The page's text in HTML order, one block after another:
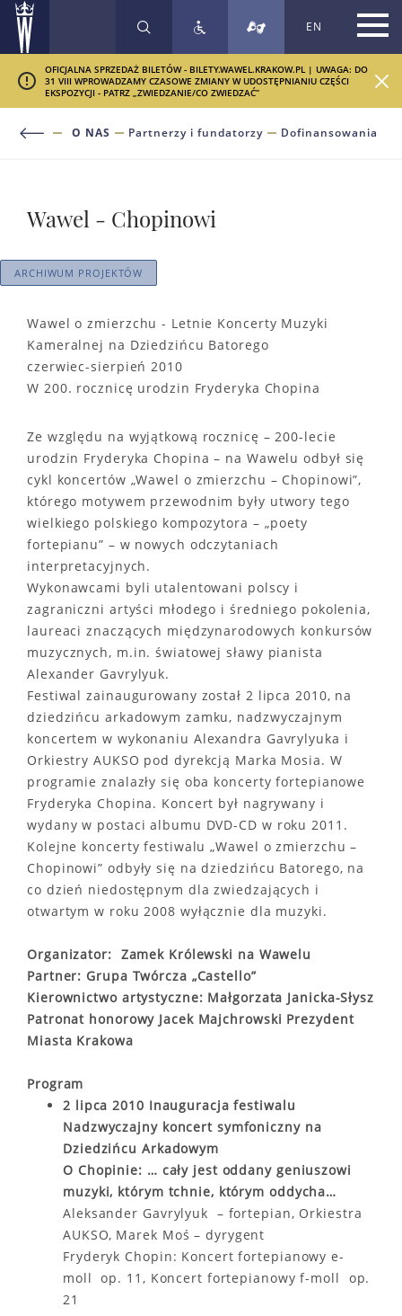
SZUKAJ EN
OFICJALNA SPRZEDAŻ BILETÓW - BILETY.WAWEL.KRAKOW.PL | UWAGA: DO
31 VIII WPROWADZAMY CZASOWE ZMIANY W UDOSTĘPNIANIU CZĘŚCI
EKSPOZYCJI - PATRZ „ZWIEDZANIE/CO ZWIEDZAĆ”
O NAS Partnerzy i fundatorzy Dofinansowania
Wawel - Chopinowi
ARCHIWUM PROJEKTÓW
Wawel o zmierzchu - Letnie Koncerty Muzyki
Kameralnej na Dziedzińcu Batorego
czerwiec-sierpień 2010
W 200. rocznicę urodzin Fryderyka Chopina
Ze względu na wyjątkową rocznicę – 200-lecie
urodzin Fryderyka Chopina – na Wawelu odbył się
cykl koncertów „Wawel o zmierzchu – Chopinowi”,
którego motywem przewodnim były utwory tego
wielkiego polskiego kompozytora – „poety
fortepianu” – w nowych odczytaniach
interpretacyjnych.
Wykonawcami byli utalentowani polscy i
zagraniczni artyści młodego i średniego pokolenia,
laureaci znaczących międzynarodowych konkursów
muzycznych, m.in. światowej sławy pianista
Alexander Gavrylyuk.
Festiwal zainaugurowany został 2 lipca 2010, na
dziedzińcu arkadowym zamku, nadzwyczajnym
koncertem w wykonaniu Alexandra Gavrylyuka i
Orkiestry AUKSO pod dyrekcją Marka Mosia. W
programie znalazły się oba koncerty fortepianowe
Fryderyka Chopina. Koncert był nagrywany i
wydany w postaci albumu DVD-CD w roku 2011.
Kolejne koncerty festiwalu „Wawel o zmierzchu –
Chopinowi” odbyły się na dziedzińcu Batorego, na
co dzień niedostępnym dla zwiedzających i
otwartym w roku 2008 wyłącznie dla muzyki.
Organizator: Zamek Królewski na Wawelu
Partner: Grupa Twórcza „Castello”
Kierownictwo artystyczne: Małgorzata Janicka-Słysz
Patronat honorowy Jacek Majchrowski Prezydent
Miasta Krakowa
Program
2 lipca 2010 Inauguracja festiwalu
Nadzwyczajny koncert symfoniczny na
Dziedzińcu Arkadowym
O Chopinie: … cały jest oddany geniuszowi
muzyki, którym tchnie, którym oddycha…
Aleksander Gavrylyuk – fortepian, Orkiestra
AUKSO, Marek Moś – dyrygent
Fryderyk Chopin: Koncert fortepianowy e-
moll op. 11, Koncert fortepianowy f-moll op.
21